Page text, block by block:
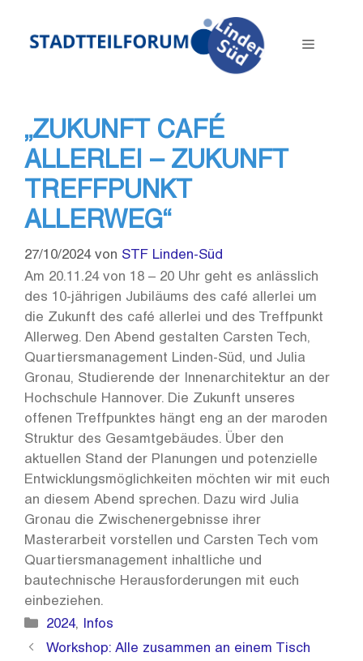
springen
Menü
„ZUKUNFT CAFÉ
ALLERLEI – ZUKUNFT
TREFFPUNKT
ALLERWEG“
27/10/2024 von STF Linden-Süd
Am 20.11.24 von 18 – 20 Uhr geht es anlässlich
des 10-jährigen Jubiläums des café allerlei um
die Zukunft des café allerlei und des Treffpunkt
Allerweg. Den Abend gestalten Carsten Tech,
Quartiersmanagement Linden-Süd, und Julia
Gronau, Studierende der Innenarchitektur an der
Hochschule Hannover. Die Zukunft unseres
offenen Treffpunktes hängt eng an der maroden
Struktur des Gesamtgebäudes. Über den
aktuellen Stand der Planungen und potenzielle
Entwicklungsmöglichkeiten möchten wir mit euch
an diesem Abend sprechen. Dazu wird Julia
Gronau die Zwischenergebnisse ihrer
Masterarbeit vorstellen und Carsten Tech vom
Quartiersmanagement inhaltliche und
bautechnische Herausforderungen mit euch
einbeziehen.
Kategorien
2024, Infos
Workshop: Alle zusammen an einem Tisch